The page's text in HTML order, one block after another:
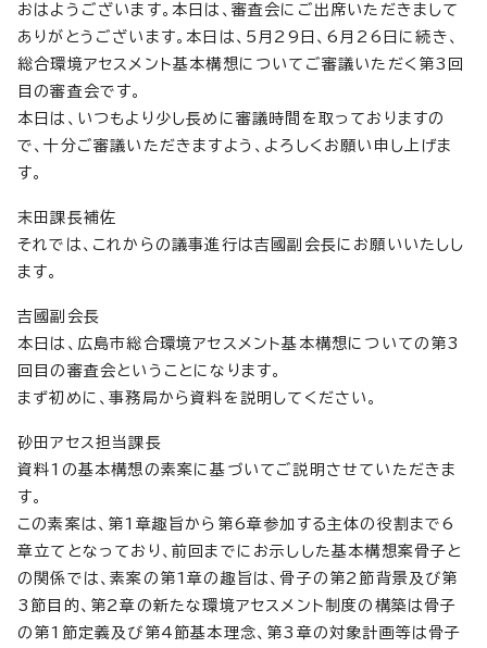
おはようございます。本日は、審査会にご出席いただきまして
ありがとうございます。本日は、5月29日、6月26日に続き、
総合環境アセスメント基本構想についてご審議いただく第3回
目の審査会です。
本日は、いつもより少し長めに審議時間を取っておりますの
で、十分ご審議いただきますよう、よろしくお願い申し上げま
す。
末田課長補佐
それでは、これからの議事進行は吉國副会長にお願いいたしし
ます。
吉國副会長
本日は、広島市総合環境アセスメント基本構想についての第3
回目の審査会ということになります。
まず初めに、事務局から資料を説明してください。
砂田アセス担当課長
資料1の基本構想の素案に基づいてご説明させていただきま
す。
この素案は、第1章趣旨から第6章参加する主体の役割まで6
章立てとなっており、前回までにお示しした基本構想案骨子と
の関係では、素案の第1章の趣旨は、骨子の第2節背景及び第
3節目的、第2章の新たな環境アセスメント制度の構築は骨子
の第1節定義及び第4節基本理念、第3章の対象計画等は骨子